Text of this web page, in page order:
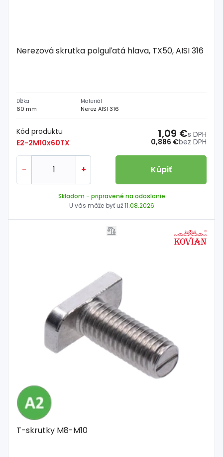
Nerezová skrutka polguľatá hlava, TX50, AISI 316
Dĺžka
60 mm
Materiál
Nerez AISI 316
Kód produktu
E2-2M10x60TX
0,886 €bez DPH
1,09 €s DPH
- + Kúpiť
Skladom - pripravené na odoslanie
U vás môže byť už11.08.2026
T-skrutky M8-M10